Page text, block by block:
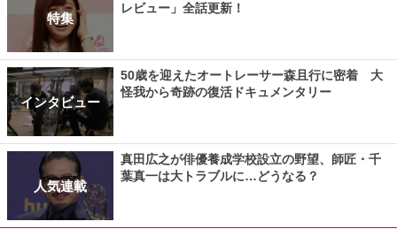
特集
レビュー」全話更新！
インタビュー
50歳を迎えたオートレーサー森且行に密着 大
怪我から奇跡の復活ドキュメンタリー
人気連載
真田広之が俳優養成学校設立の野望、師匠・千
葉真一は大トラブルに…どうなる？